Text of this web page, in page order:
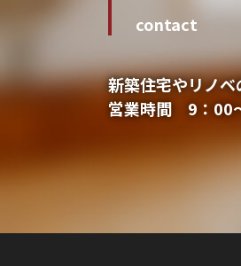
contact
新築住宅やリノ
営業時間 9：00